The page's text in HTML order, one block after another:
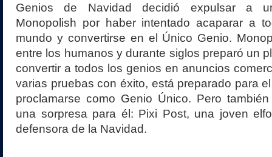
Genios de Navidad decidió expulsar a
Monopolish por haber intentado acaparar a
mundo y convertirse en el Único Genio.
entre los humanos y durante siglos preparó un
convertir a todos los genios en anuncios
varias pruebas con éxito, está preparado para
proclamarse como Genio Único. Pero
una sorpresa para él: Pixi Post, una joven
defensora de la Navidad.